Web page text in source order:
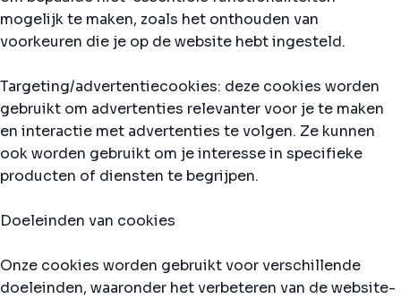
mogelijk te maken, zoals het onthouden van
voorkeuren die je op de website hebt ingesteld.
Targeting/advertentiecookies: deze cookies worden
gebruikt om advertenties relevanter voor je te maken
en interactie met advertenties te volgen. Ze kunnen
ook worden gebruikt om je interesse in specifieke
producten of diensten te begrijpen.
Doeleinden van cookies
Onze cookies worden gebruikt voor verschillende
doeleinden, waaronder het verbeteren van de website-